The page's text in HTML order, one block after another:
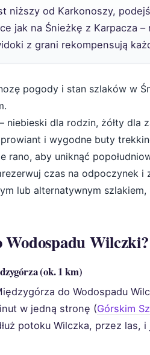
niższy od Karkonoszy,
jak na Śnieżkę z Karpacza
z grani rekompensują
pogody i stan szlaków w
niebieski dla rodzin, żółty dla
i wygodne buty
rano, aby uniknąć
czas na odpoczynek i
lub alternatywnym
Wodospadu Wilczki?
(ok. 1 km)
do Wodospadu
w jedną stronę (Górskim
potoku Wilczka, przez las,